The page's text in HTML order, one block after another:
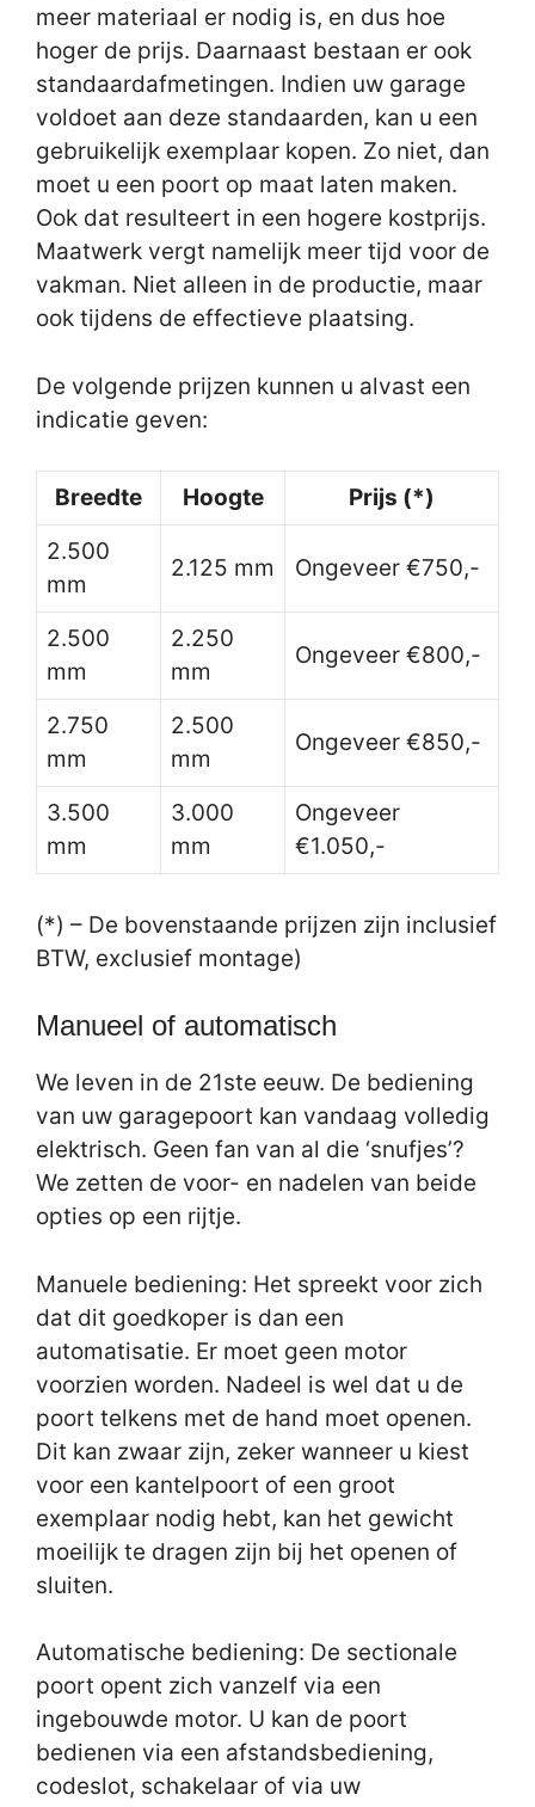
meer materiaal er nodig is, en dus hoe
hoger de prijs. Daarnaast bestaan er ook
standaardafmetingen. Indien uw garage
voldoet aan deze standaarden, kan u een
gebruikelijk exemplaar kopen. Zo niet, dan
moet u een poort op maat laten maken.
Ook dat resulteert in een hogere kostprijs.
Maatwerk vergt namelijk meer tijd voor de
vakman. Niet alleen in de productie, maar
ook tijdens de effectieve plaatsing.
De volgende prijzen kunnen u alvast een
indicatie geven:
Breedte Hoogte
Prijs (*)
2.500
mm
2.125 mm Ongeveer €750,-
2.500
mm
2.250
mm
Ongeveer €800,-
2.750
mm
2.500
mm
Ongeveer €850,-
3.500
mm
3.000
mm
Ongeveer
€1.050,-
(*) – De bovenstaande prijzen zijn inclusief
BTW, exclusief montage)
Manueel of automatisch
We leven in de 21ste eeuw. De bediening
van uw garagepoort kan vandaag volledig
elektrisch. Geen fan van al die ‘snufjes’?
We zetten de voor- en nadelen van beide
opties op een rijtje.
Manuele bediening: Het spreekt voor zich
dat dit goedkoper is dan een
automatisatie. Er moet geen motor
voorzien worden. Nadeel is wel dat u de
poort telkens met de hand moet openen.
Dit kan zwaar zijn, zeker wanneer u kiest
voor een kantelpoort of een groot
exemplaar nodig hebt, kan het gewicht
moeilijk te dragen zijn bij het openen of
sluiten.
Automatische bediening: De sectionale
poort opent zich vanzelf via een
ingebouwde motor. U kan de poort
bedienen via een afstandsbediening,
codeslot, schakelaar of via uw